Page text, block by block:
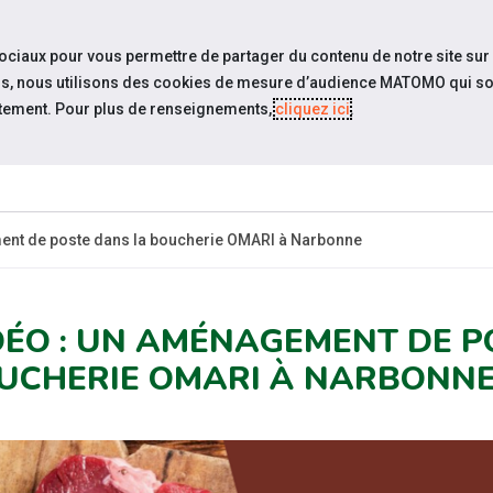
ESPACE
ESPACE
de poste dans la boucherie OMARI à Narbonne
: UN AMÉNAGEMENT DE
OMARI À
pour vous permettre de partager du contenu de notre site sur
nous utilisons des cookies de mesure d’audience MATOMO qui
Pour plus de renseignements,cliquez ici.